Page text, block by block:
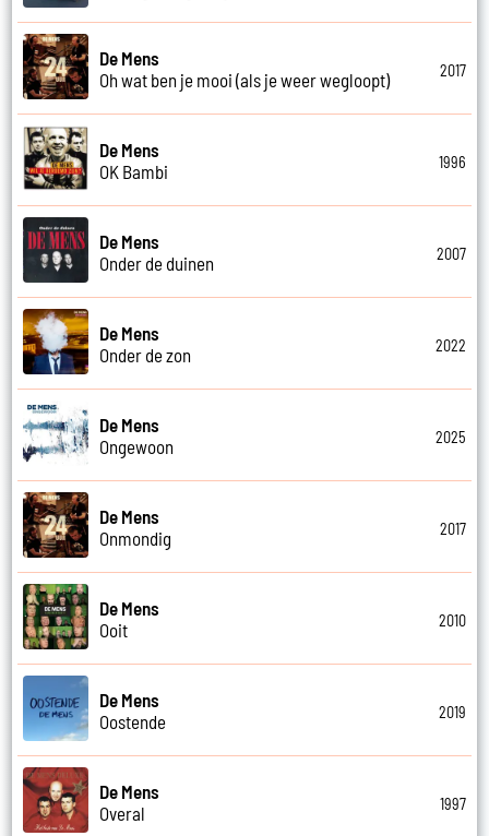
De Mens
Oh wat ben je mooi (als je weer wegloopt)
2017
De Mens
OK Bambi
1996
De Mens
Onder de duinen
2007
De Mens
Onder de zon
2022
De Mens
Ongewoon
2025
De Mens
Onmondig
2017
De Mens
Ooit
2010
De Mens
Oostende
2019
De Mens
Overal
1997